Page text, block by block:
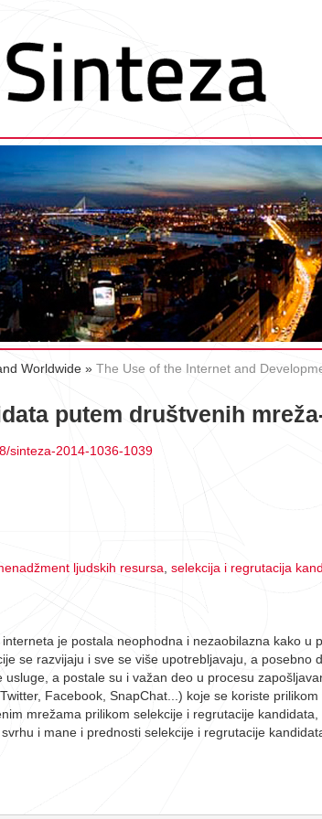
Worldwide » The Use of the Internet and
putem društvenih
sinteza-2014-1036-1039
ljudskih resursa selekcija i regrutacija
je postala neophodna i nezaobilazna kako u
se razvijaju i sve se više upotrebljavaju, a posebno
usluge, a postale su i važan deo u procesu
Facebook, SnapChat...) koje se koriste
mrežama prilikom selekcije i regrutacije
i mane i prednosti selekcije i regrutacije